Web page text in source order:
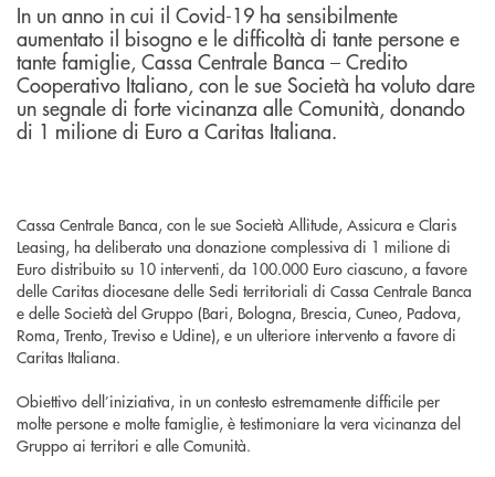
In un anno in cui il Covid-19 ha sensibilmente
aumentato il bisogno e le difficoltà di tante persone e
tante famiglie, Cassa Centrale Banca – Credito
Cooperativo Italiano, con le sue Società ha voluto dare
un segnale di forte vicinanza alle Comunità, donando
di 1 milione di Euro a Caritas Italiana.
Cassa Centrale Banca, con le sue Società Allitude, Assicura e Claris
Leasing, ha deliberato una donazione complessiva di 1 milione di
Euro distribuito su 10 interventi, da 100.000 Euro ciascuno, a favore
delle Caritas diocesane delle Sedi territoriali di Cassa Centrale Banca
e delle Società del Gruppo (Bari, Bologna, Brescia, Cuneo, Padova,
Roma, Trento, Treviso e Udine), e un ulteriore intervento a favore di
Caritas Italiana.
Obiettivo dell’iniziativa, in un contesto estremamente difficile per
molte persone e molte famiglie, è testimoniare la vera vicinanza del
Gruppo ai territori e alle Comunità.